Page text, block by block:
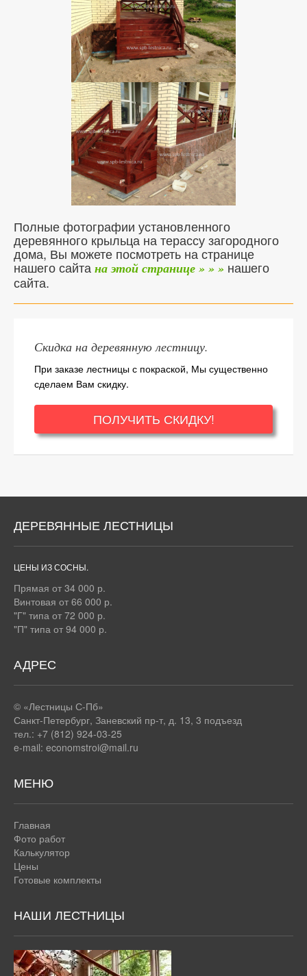
Полные фотографии установленного
деревянного крыльца на терассу загородного
дома, Вы можете посмотреть на странице
нашего сайта на этой странице » » » нашего
сайта.
Скидка на деревянную лестницу.
При заказе лестницы с покраской, Мы существенно
сделаем Вам скидку.
ПОЛУЧИТЬ СКИДКУ!
ДЕРЕВЯННЫЕ ЛЕСТНИЦЫ
ЦЕНЫ ИЗ СОСНЫ.
Прямая от 34 000 р.
Винтовая от 66 000 р.
"Г" типа от 72 000 р.
"П" типа от 94 000 р.
АДРЕС
© «Лестницы С-Пб»
Санкт-Петербург, Заневский пр-т, д. 13, 3 подъезд
тел.: +7 (812) 924-03-25
e-mail: economstroi@mail.ru
МЕНЮ
Главная
Фото работ
Калькулятор
Цены
Готовые комплекты
НАШИ ЛЕСТНИЦЫ